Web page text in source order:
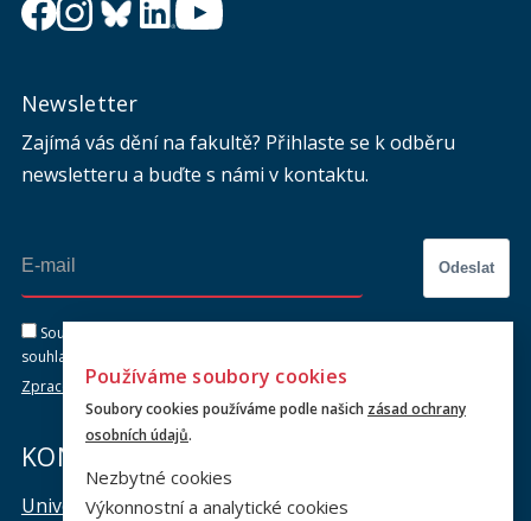
Newsletter
Zajímá vás dění na fakultě? Přihlaste se k odběru
newsletteru a buďte s námi v kontaktu.
Odeslat
Souhlasím se zasíláním newsletteru na výše uvedenou adresu a
souhlasím se zpracováním osobních údajů dle dokumentu níže.
Zpracování osobních údajů
KONTAKTY
Univerzita Karlova, Právnická fakulta
Používáme soubory cookies
Soubory cookies používáme podle našich zásad ochrany
osobních údajů.
Nezbytné cookies
Výkonnostní a analytické cookies